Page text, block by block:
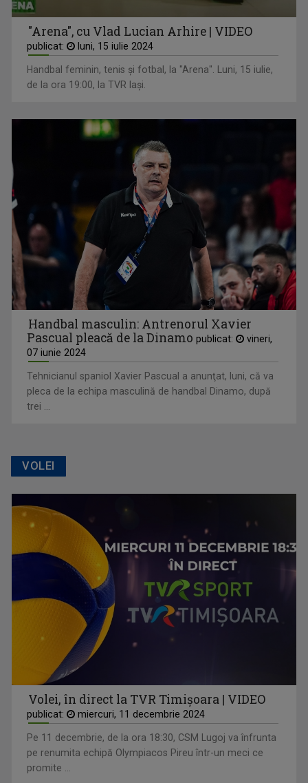
"Arena", cu Vlad Lucian Arhire | VIDEO
publicat: luni, 15 iulie 2024
Handbal feminin, tenis și fotbal, la "Arena". Luni, 15 iulie,
de la ora 19:00, la TVR Iași.
Handbal masculin: Antrenorul Xavier
Pascual pleacă de la Dinamo publicat:
vineri,
07 iunie 2024
Tehnicianul spaniol Xavier Pascual a anunţat, luni, că va
pleca de la echipa masculină de handbal Dinamo, după
trei ...
VOLEI
Volei, în direct la TVR Timișoara | VIDEO
publicat: miercuri, 11 decembrie 2024
Pe 11 decembrie, de la ora 18:30, CSM Lugoj va înfrunta
pe renumita echipă Olympiacos Pireu într-un meci ce
promite ...